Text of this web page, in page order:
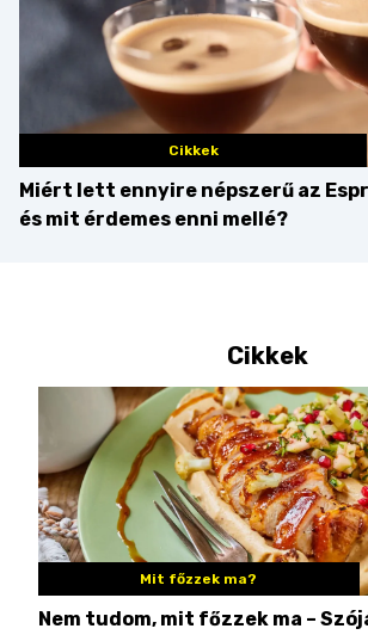
Cikkek
Miért lett ennyire népszerű az
és mit érdemes enni mellé?
Cikkek
Mit főzzek ma?
Nem tudom, mit főzzek ma –